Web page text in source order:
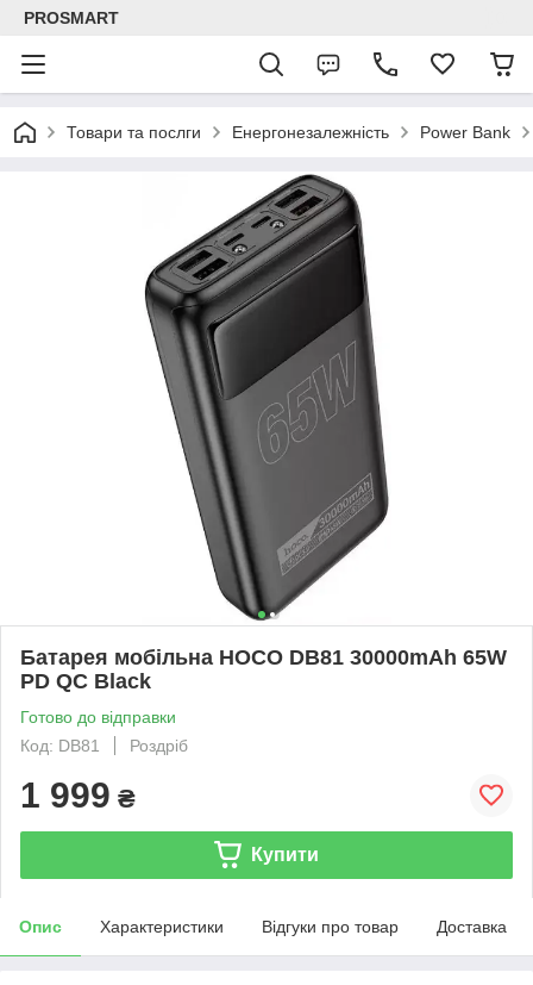
PROSMART
Товари та послги Енергонезалежність Power Bank
Батарея мобільна HOCO DB81 30000mAh 65W
PD QC Black
Готово до відправки
Код: DB81
Роздріб
1 999 ₴
Купити
Опис Характеристики Відгуки про товар Доставка